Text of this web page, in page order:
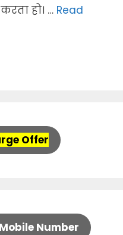
हो। … Read
Offer
Number